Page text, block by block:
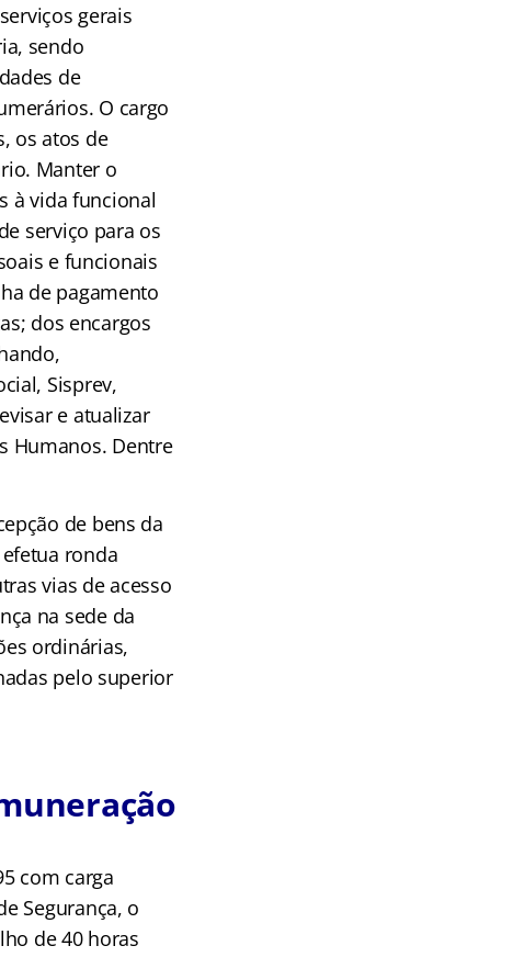
gerais
sendo
de
O cargo
os atos de
Manter o
à vida funcional
serviço para os
e funcionais
de pagamento
dos encargos
Sisprev,
e atualizar
Humanos. Dentre
de bens da
ronda
vias de acesso
na sede da
ordinárias,
pelo superior
com carga
Segurança, o
de 40 horas